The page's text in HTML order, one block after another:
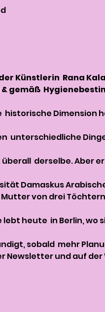
Künstlerin  Rana
& gemäß
historische Dimension
unterschiedliche
derselbe. Aber
Damaskus
von drei
heute  in Berlin, wo
sobald  mehr
Newsletter und auf